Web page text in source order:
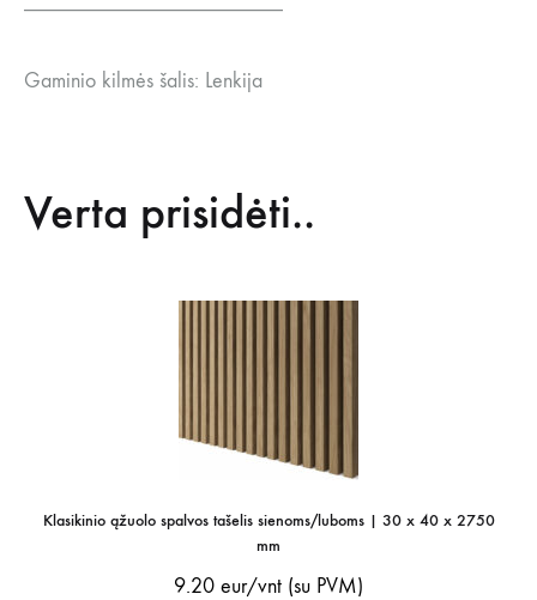
Gaminio kilmės šalis: Lenkija
Verta prisidėti..
Klasikinio ąžuolo spalvos tašelis sienoms/luboms | 30 x 40 x 2750
mm
9.20 eur/vnt (su PVM)